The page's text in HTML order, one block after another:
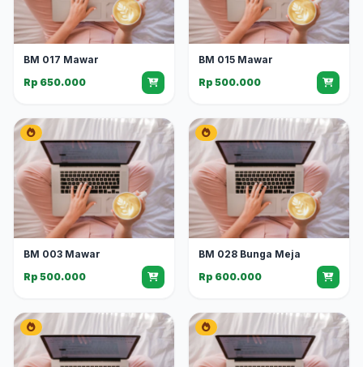
BM 017 Mawar
Rp 650.000
BM 015 Mawar
Rp 500.000
BM 003 Mawar
Rp 500.000
BM 028 Bunga Meja
Rp 600.000